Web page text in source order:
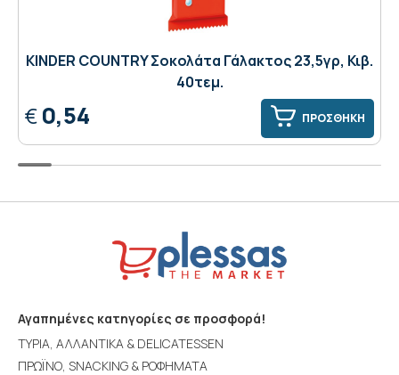
KINDER COUNTRY Σοκολάτα Γάλακτος 23,5γρ, Κιβ.
40τεμ.
€0,54 ΠΡΟΣΘΗΚΗ
Αγαπημένες κατηγορίες σε προσφορά!
ΤΥΡΙΑ, ΑΛΛΑΝΤΙΚΑ & DELICATESSEN
ΠΡΩΪΝΟ, SNACKING & ΡΟΦΗΜΑΤΑ